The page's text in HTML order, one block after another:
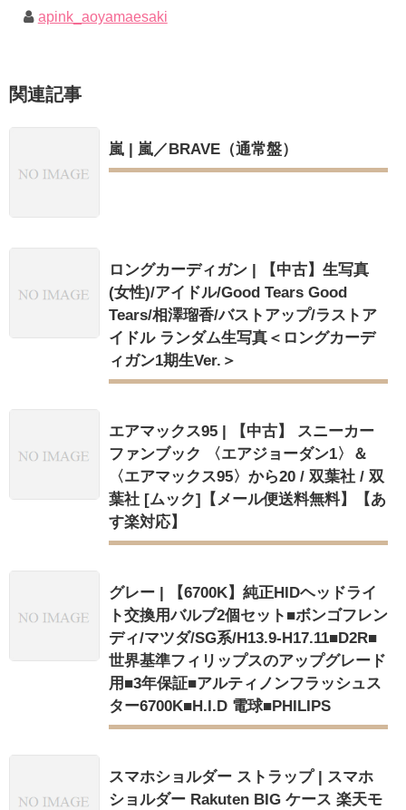
apink_aoyamaesaki
関連記事
嵐 | 嵐／BRAVE（通常盤）
ロングカーディガン | 【中古】生写真
(女性)/アイドル/Good Tears Good
Tears/相澤瑠香/バストアップ/ラストア
イドル ランダム生写真＜ロングカーデ
ィガン1期生Ver.＞
エアマックス95 | 【中古】 スニーカー
ファンブック 〈エアジョーダン1〉＆
〈エアマックス95〉から20 / 双葉社 / 双
葉社 [ムック]【メール便送料無料】【あ
す楽対応】
グレー | 【6700K】純正HIDヘッドライ
ト交換用バルブ2個セット■ボンゴフレン
ディ/マツダ/SG系/H13.9-H17.11■D2R■
世界基準フィリップスのアップグレード
用■3年保証■アルティノンフラッシュス
ター6700K■H.I.D 電球■PHILIPS
スマホショルダー ストラップ | スマホ
ショルダー Rakuten BIG ケース 楽天モ